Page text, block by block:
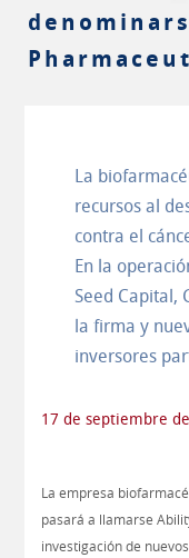
La
recursos al
contra el
En la
Seed Capital,
la firma y
inversores
17 de septiembre
La empresa
pasará a llamarse
investigación de